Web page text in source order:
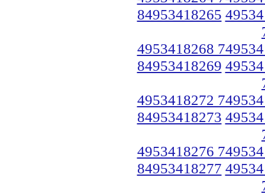
84953418265
4953418268
84953418269
4953418272
84953418273
4953418276
84953418277